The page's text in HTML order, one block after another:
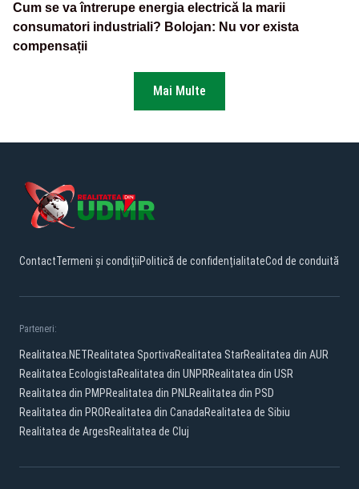
Cum se va întrerupe energia electrică la marii
consumatori industriali? Bolojan: Nu vor exista
compensații
Mai Multe
ContactTermeni și condițiiPolitică de confidențialitateCod de conduită
Parteneri:
Realitatea.NETRealitatea SportivaRealitatea StarRealitatea din AUR
Realitatea EcologistaRealitatea din UNPRRealitatea din USR
Realitatea din PMPRealitatea din PNLRealitatea din PSD
Realitatea din PRORealitatea din CanadaRealitatea de Sibiu
Realitatea de ArgesRealitatea de Cluj